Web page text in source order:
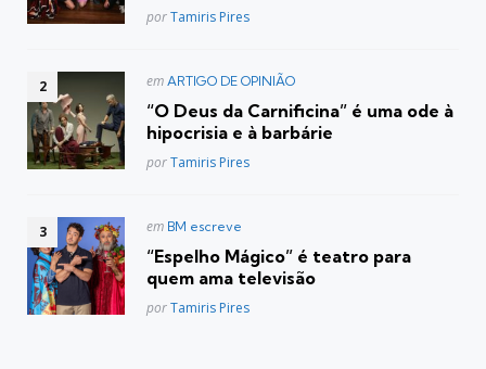
Posted
porTamiris Pires
Postado
em
em ARTIGO DE OPINIÃO
“O Deus da Carnificina” é uma ode à
hipocrisia e à barbárie
Posted
porTamiris Pires
Postado
em
em BM escreve
“Espelho Mágico” é teatro para
quem ama televisão
Posted
porTamiris Pires